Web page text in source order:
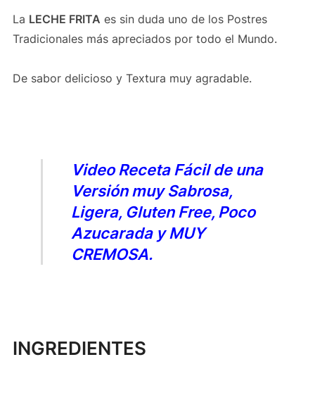
La LECHE FRITA es sin duda uno de los Postres
Tradicionales más apreciados por todo el Mundo.
De sabor delicioso y Textura muy agradable.
Video Receta Fácil de una
Versión muy Sabrosa,
Ligera, Gluten Free, Poco
Azucarada y MUY
CREMOSA.
INGREDIENTES